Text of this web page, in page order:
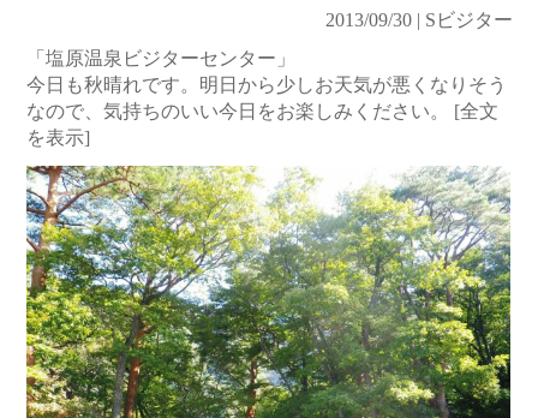
2013/09/30 | Sビジター
「塩原温泉ビジターセンター」
今日も秋晴れです。明日から少しお天気が悪くなりそう
なので、気持ちのいい今日をお楽しみください。 [全文
を表示]